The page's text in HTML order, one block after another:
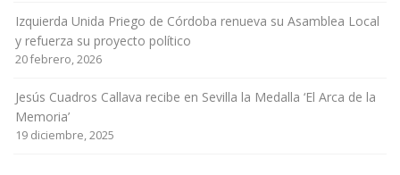
Izquierda Unida Priego de Córdoba renueva su Asamblea Local
y refuerza su proyecto político
20 febrero, 2026
Jesús Cuadros Callava recibe en Sevilla la Medalla ‘El Arca de la
Memoria’
19 diciembre, 2025